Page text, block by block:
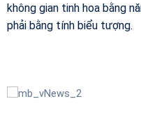
không gian tinh hoa bằng
phải bằng tính biểu tượng.